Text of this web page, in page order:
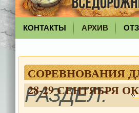
КОНТАКТЫ АРХИВ
СОРЕВНОВАНИЯ
28-29 СЕНТЯБРЯ
РАЗДЕЛ: